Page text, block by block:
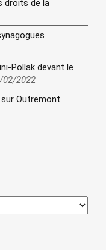
droits de la
Pollak devant le
02/2022
Outremont